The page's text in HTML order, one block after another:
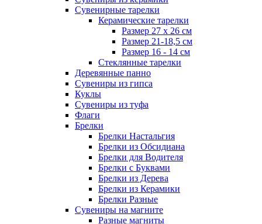
Сувенирные тарелки
Керамические тарелки
Размер 27 х 26 см
Размер 21-18,5 см
Размер 16 - 14 см
Стеклянные тарелки
Деревянные панно
Сувениры из гипса
Куклы
Сувениры из туфа
Флаги
Брелки
Брелки Настальгия
Брелки из Обсидиана
Брелки для Водителя
Брелки с Буквами
Брелки из Дерева
Брелки из Керамики
Брелки Разные
Сувениры на магните
Разные магниты